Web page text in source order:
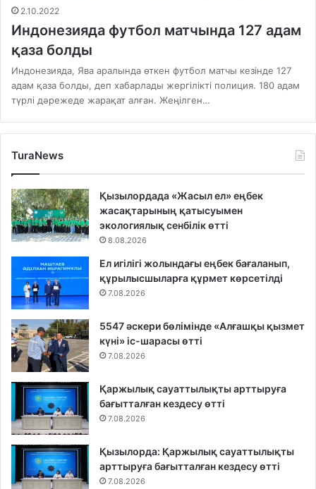
2.10.2022
Индонезияда футбол матчында 127 адам
қаза болды
Индонезияда, Ява аралында өткен футбол матчы кезінде 127
адам қаза болды, деп хабарлады жергілікті полиция. 180 адам
түрлі дәрежеде жарақат алған. Жеңілген…
TuraNews
Қызылордада «Жасыл ел» еңбек
жасақтарының қатысуымен
экологиялық сенбілік өтті
8.08.2026
Ел игілігі жолындағы еңбек бағаланып,
құрылысшыларға құрмет көрсетілді
7.08.2026
5547 әскери бөлімінде «Алғашқы қызмет
күні» іс-шарасы өтті
7.08.2026
Қаржылық сауаттылықты арттыруға
бағытталған кездесу өтті
7.08.2026
Қызылорда: Қаржылық сауаттылықты
арттыруға бағытталған кездесу өтті
7.08.2026